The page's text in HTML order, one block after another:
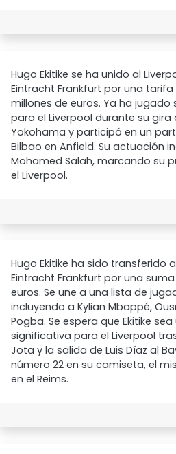
Hugo Ekitike se ha unido al
Eintracht Frankfurt por una
millones de euros. Ya ha jugado
para el Liverpool durante su
Yokohama y participó en un
Bilbao en Anfield. Su actuación
Mohamed Salah, marcando su
el Liverpool.
Hugo Ekitike ha sido transferido
Eintracht Frankfurt por una
euros. Se une a una lista de
incluyendo a Kylian Mbappé,
Pogba. Se espera que Ekitike
significativa para el Liverpool
Jota y la salida de Luis Díaz al
número 22 en su camiseta, el
en el Reims.